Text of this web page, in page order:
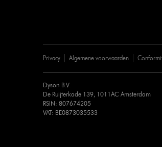
Privacy Algemene voorwaarden
Dyson B.V.
De Ruijterkade 139, 1011AC Amsterdam
RSIN: 807674205
VAT: BE0873035533